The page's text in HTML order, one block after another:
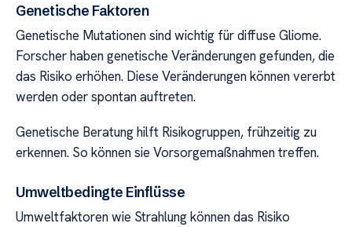
Genetische Faktoren
Genetische Mutationen sind wichtig für diffuse Gliome.
Forscher haben genetische Veränderungen gefunden, die
das Risiko erhöhen. Diese Veränderungen können vererbt
werden oder spontan auftreten.
Genetische Beratung hilft Risikogruppen, frühzeitig zu
erkennen. So können sie Vorsorgemaßnahmen treffen.
Umweltbedingte Einflüsse
Umweltfaktoren wie Strahlung können das Risiko